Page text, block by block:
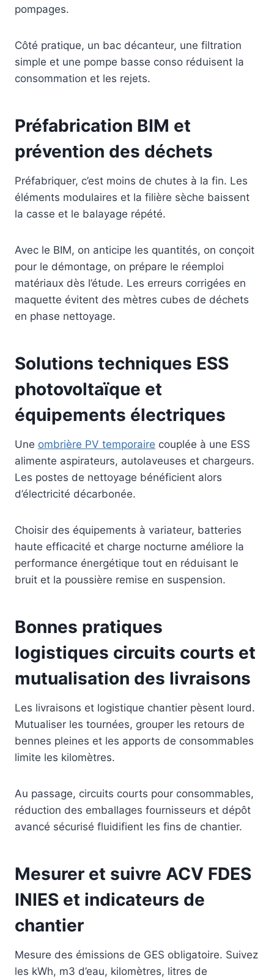
pompages.
Côté pratique, un bac décanteur, une filtration
simple et une pompe basse conso réduisent la
consommation et les rejets.
Préfabrication BIM et
prévention des déchets
Préfabriquer, c’est moins de chutes à la fin. Les
éléments modulaires et la filière sèche baissent
la casse et le balayage répété.
Avec le BIM, on anticipe les quantités, on conçoit
pour le démontage, on prépare le réemploi
matériaux dès l’étude. Les erreurs corrigées en
maquette évitent des mètres cubes de déchets
en phase nettoyage.
Solutions techniques ESS
photovoltaïque et
équipements électriques
Une ombrière PV temporaire couplée à une ESS
alimente aspirateurs, autolaveuses et chargeurs.
Les postes de nettoyage bénéficient alors
d’électricité décarbonée.
Choisir des équipements à variateur, batteries
haute efficacité et charge nocturne améliore la
performance énergétique tout en réduisant le
bruit et la poussière remise en suspension.
Bonnes pratiques
logistiques circuits courts et
mutualisation des livraisons
Les livraisons et logistique chantier pèsent lourd.
Mutualiser les tournées, grouper les retours de
bennes pleines et les apports de consommables
limite les kilomètres.
Au passage, circuits courts pour consommables,
réduction des emballages fournisseurs et dépôt
avancé sécurisé fluidifient les fins de chantier.
Mesurer et suivre ACV FDES
INIES et indicateurs de
chantier
Mesure des émissions de GES obligatoire. Suivez
les kWh, m3 d’eau, kilomètres, litres de